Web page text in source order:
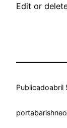
Edit or
Publicadoabril
portabarishneo